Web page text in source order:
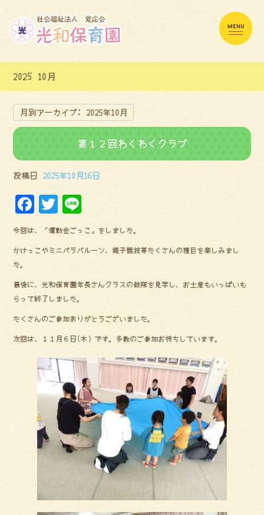
2025 10月
月別アーカイブ: 2025年10月
第１２回わくわくクラブ
投稿日 2025年10月16日
F
ce
bo
ok
Tw
it
te
r
ne
今回は、「運動会ごっこ」をしました。
かけっこやミニパラバルーン、親子競技等たくさんの種目を楽しみまし
た。
最後に、光和保育園年長さんクラスの鼓隊を見学し、お土産もいっぱいも
らって終了しました。
たくさんのご参加ありがとうございました。
次回は、１１月６日(木）です。多数のご参加お待ちしています。